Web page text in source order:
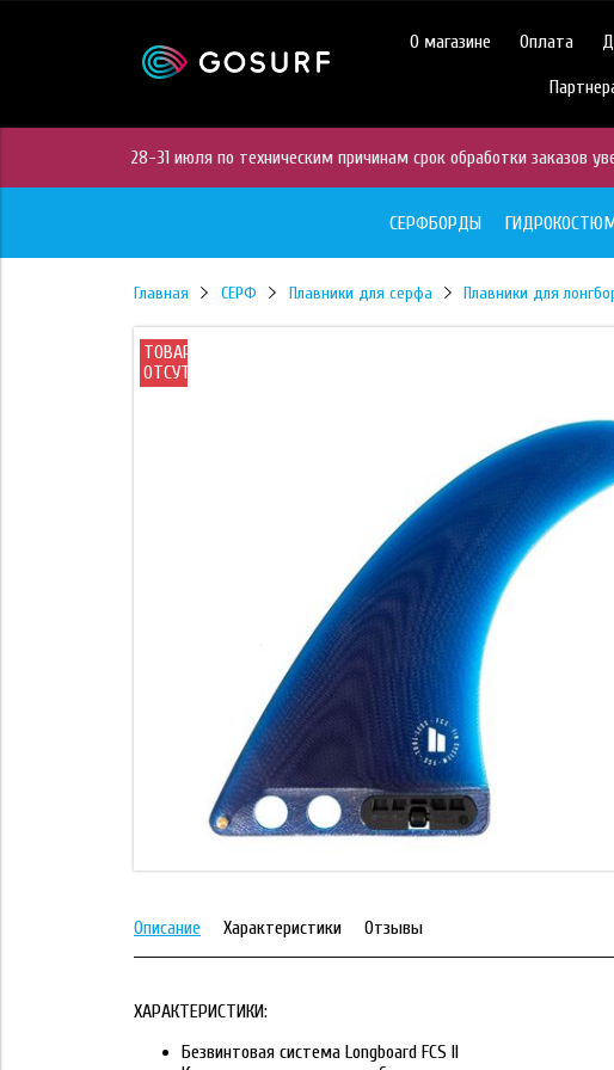
О магазине Оплата
28-31 июля по техническим причинам срок обработки заказов
СЕРФБОРДЫ
Главная СЕРФ Плавники для серфа Плавники для
ТОВАР
ОТСУТСТВУЕТ
Описание Характеристики Отзывы
ХАРАКТЕРИСТИКИ:
Безвинтовая система Longboard FCS II